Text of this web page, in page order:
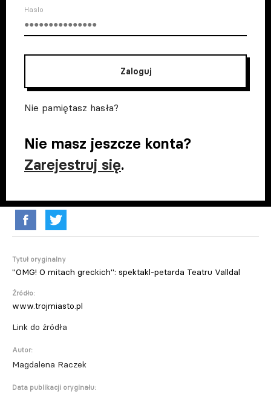
Haslo
Zaloguj
Nie pamiętasz hasła?
Nie masz jeszcze konta?
Zarejestruj się.
Tytuł oryginalny
"OMG! O mitach greckich": spektakl-petarda Teatru Valldal
Źródło:
www.trojmiasto.pl
Link do źródła
Autor:
Magdalena Raczek
Data publikacji oryginału: